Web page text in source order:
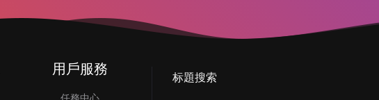
用戶服務
任務中心
标題搜索